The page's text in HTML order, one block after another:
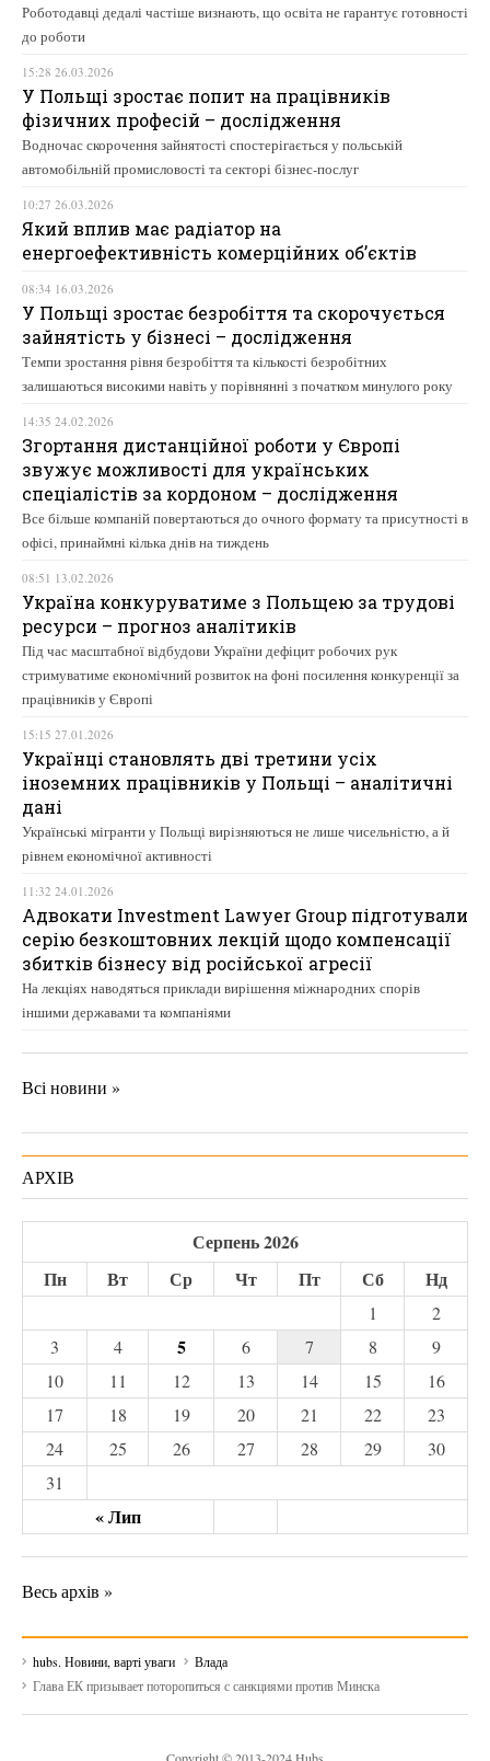
Роботодавці дедалі частіше визнають, що освіта не гарантує готовності
до роботи
15:28 26.03.2026
У Польщі зростає попит на працівників
фізичних професій – дослідження
Водночас скорочення зайнятості спостерігається у польській
автомобільній промисловості та секторі бізнес-послуг
10:27 26.03.2026
Який вплив має радіатор на
енергоефективність комерційних об’єктів
08:34 16.03.2026
У Польщі зростає безробіття та скорочується
зайнятість у бізнесі – дослідження
Темпи зростання рівня безробіття та кількості безробітних
залишаються високими навіть у порівнянні з початком минулого року
14:35 24.02.2026
Згортання дистанційної роботи у Європі
звужує можливості для українських
спеціалістів за кордоном – дослідження
Все більше компаній повертаються до очного формату та присутності в
офісі, принаймні кілька днів на тиждень
08:51 13.02.2026
Україна конкуруватиме з Польщею за трудові
ресурси – прогноз аналітиків
Під час масштабної відбудови України дефіцит робочих рук
стримуватиме економічний розвиток на фоні посилення конкуренції за
працівників у Європі
15:15 27.01.2026
Українці становлять дві третини усіх
іноземних працівників у Польщі – аналітичні
дані
Українські мігранти у Польщі вирізняються не лише чисельністю, а й
рівнем економічної активності
11:32 24.01.2026
Адвокати Investment Lawyer Group підготували
серію безкоштовних лекцій щодо компенсації
збитків бізнесу від російської агресії
На лекціях наводяться приклади вирішення міжнародних спорів
іншими державами та компаніями
Всі новини »
АРХІВ
Серпень 2026
Пн
Вт Ср Чт Пт Сб Нд
« Лип
1
2
3
4 5 6 7 8
9
10
11 12 13 14 15
16
17
18 19 20 21 22
23
24
25 26 27 28 29
30
31
Весь архів »
hubs. Новини, варті уваги
Влада
Глава ЕК призывает поторопиться с санкциями против Минска
Copyright © 2013-2024 Hubs